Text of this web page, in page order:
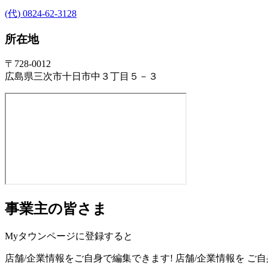
(代) 0824-62-3128
所在地
〒728-0012
広島県三次市十日市中３丁目５－３
事業主の皆さま
Myタウンページに登録すると
店舗/企業情報をご自身で編集できます! 店舗/企業情報を ご